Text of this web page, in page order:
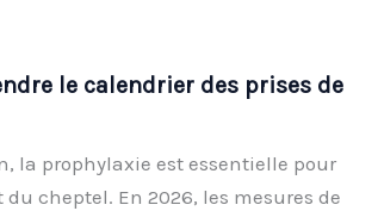
le calendrier des prises de
la prophylaxie est essentielle pour
cheptel. En 2026, les mesures de